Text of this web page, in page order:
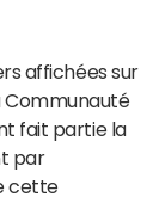
affichées sur
Communauté
fait partie la
par
cette